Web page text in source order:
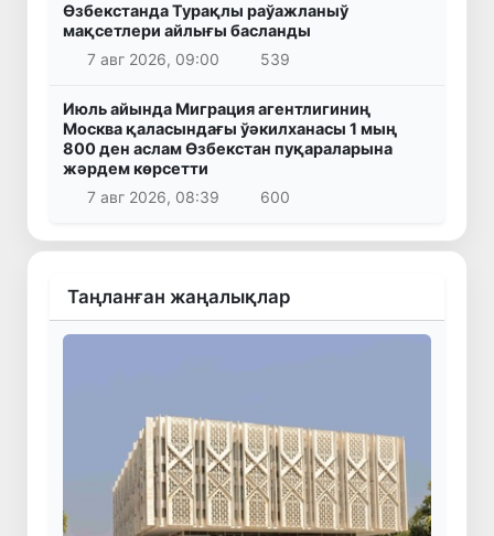
Өзбекстанда Турақлы раўажланыў
мақсетлери айлығы басланды
7 авг 2026, 09:00
539
Июль айында Миграция агентлигиниң
Москва қаласындағы ўәкилханасы 1 мың
800 ден аслам Өзбекстан пуқараларына
жәрдем көрсетти
7 авг 2026, 08:39
600
Таңланған жаңалықлар